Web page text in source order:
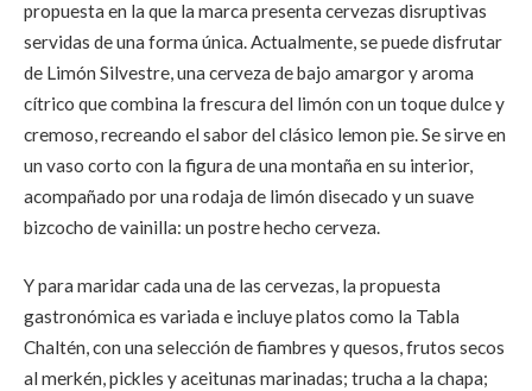
propuesta en la que la marca presenta cervezas disruptivas
servidas de una forma única. Actualmente, se puede disfrutar
de Limón Silvestre, una cerveza de bajo amargor y aroma
cítrico que combina la frescura del limón con un toque dulce y
cremoso, recreando el sabor del clásico lemon pie. Se sirve en
un vaso corto con la figura de una montaña en su interior,
acompañado por una rodaja de limón disecado y un suave
bizcocho de vainilla: un postre hecho cerveza.
Y para maridar cada una de las cervezas, la propuesta
gastronómica es variada e incluye platos como la Tabla
Chaltén, con una selección de fiambres y quesos, frutos secos
al merkén, pickles y aceitunas marinadas; trucha a la chapa;